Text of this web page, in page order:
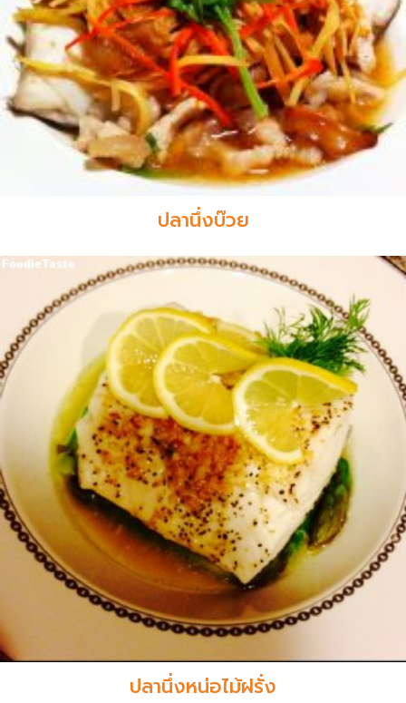
ปลานึ่งบ๊วย
ปลานึ่งหน่อไม้ฝรั่ง